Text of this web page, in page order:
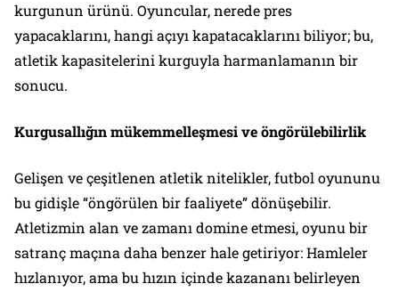
kurgunun ürünü. Oyuncular, nerede pres
yapacaklarını, hangi açıyı kapatacaklarını biliyor; bu,
atletik kapasitelerini kurguyla harmanlamanın bir
sonucu.
Kurgusallığın mükemmelleşmesi ve öngörülebilirlik
Gelişen ve çeşitlenen atletik nitelikler, futbol oyununu
bu gidişle “öngörülen bir faaliyete” dönüşebilir.
Atletizmin alan ve zamanı domine etmesi, oyunu bir
satranç maçına daha benzer hale getiriyor: Hamleler
hızlanıyor, ama bu hızın içinde kazananı belirleyen